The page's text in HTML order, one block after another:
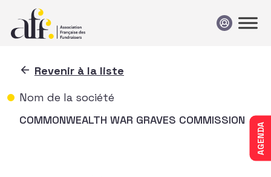
AGENDA
Revenir à la liste
Nom de la société
COMMONWEALTH WAR GRAVES COMMISSION